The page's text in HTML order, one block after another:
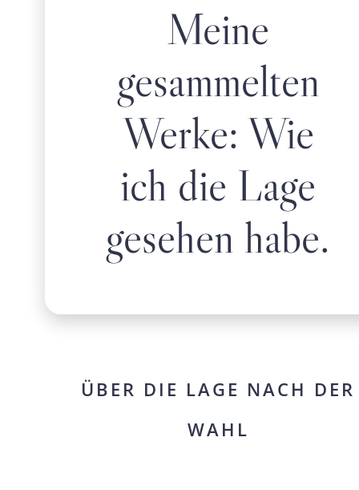
Meine
gesammelten
Werke: Wie
ich die Lage
gesehen habe.
ÜBER DIE LAGE NACH DER
WAHL